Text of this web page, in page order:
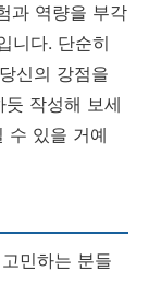
과 역량을 부각
니다. 단순히
신의 강점을
작성해 보세
수 있을 거예
민하는 분들